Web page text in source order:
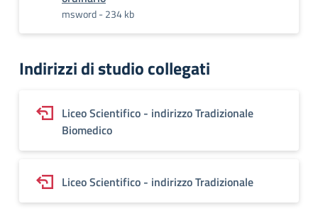
msword - 234 kb
Indirizzi di studio collegati
Liceo Scientifico - indirizzo Tradizionale
Biomedico
Liceo Scientifico - indirizzo Tradizionale